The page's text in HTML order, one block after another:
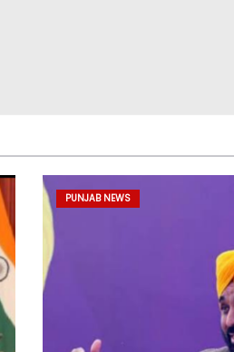
PUNJAB NEWS